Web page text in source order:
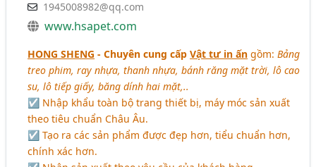
1945008982@qq.com
www.hsapet.com
HONG SHENG - Chuyên cung cấpVật tư in ấn gồm:Bảng
treo phim, ray nhựa, thanh nhựa, bánh răng mặt trời, lô cao
su, lô tiếp giấy, băng dính hai mặt,..
☑ Nhập khẩu toàn bộ trang thiết bị, máy móc sản xuất
theo tiêu chuẩn Châu Âu.
☑ Tạo ra các sản phẩm được đẹp hơn, tiểu chuẩn hơn,
chính xác hơn.